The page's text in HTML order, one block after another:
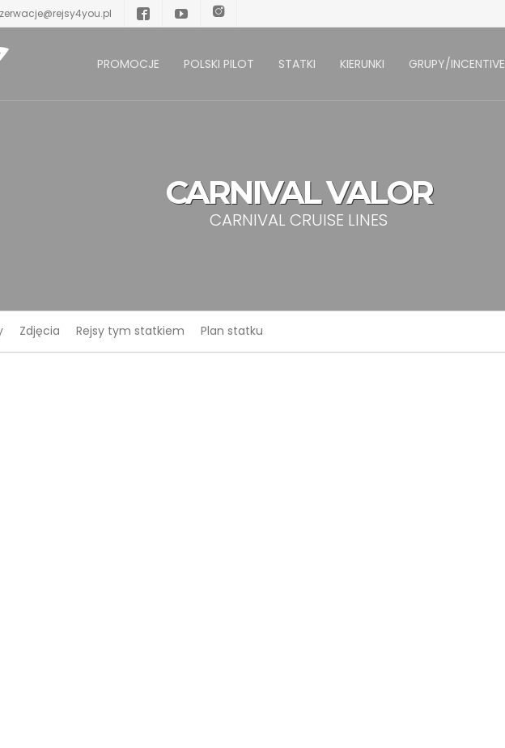
PROMOCJE POLSKI PILOT STATKI KIERUNKI GRUPY/INCENTIVE
CARNIVAL VALOR
CARNIVAL CRUISE LINES
Zdjęcia Rejsy tym statkiem Plan statku